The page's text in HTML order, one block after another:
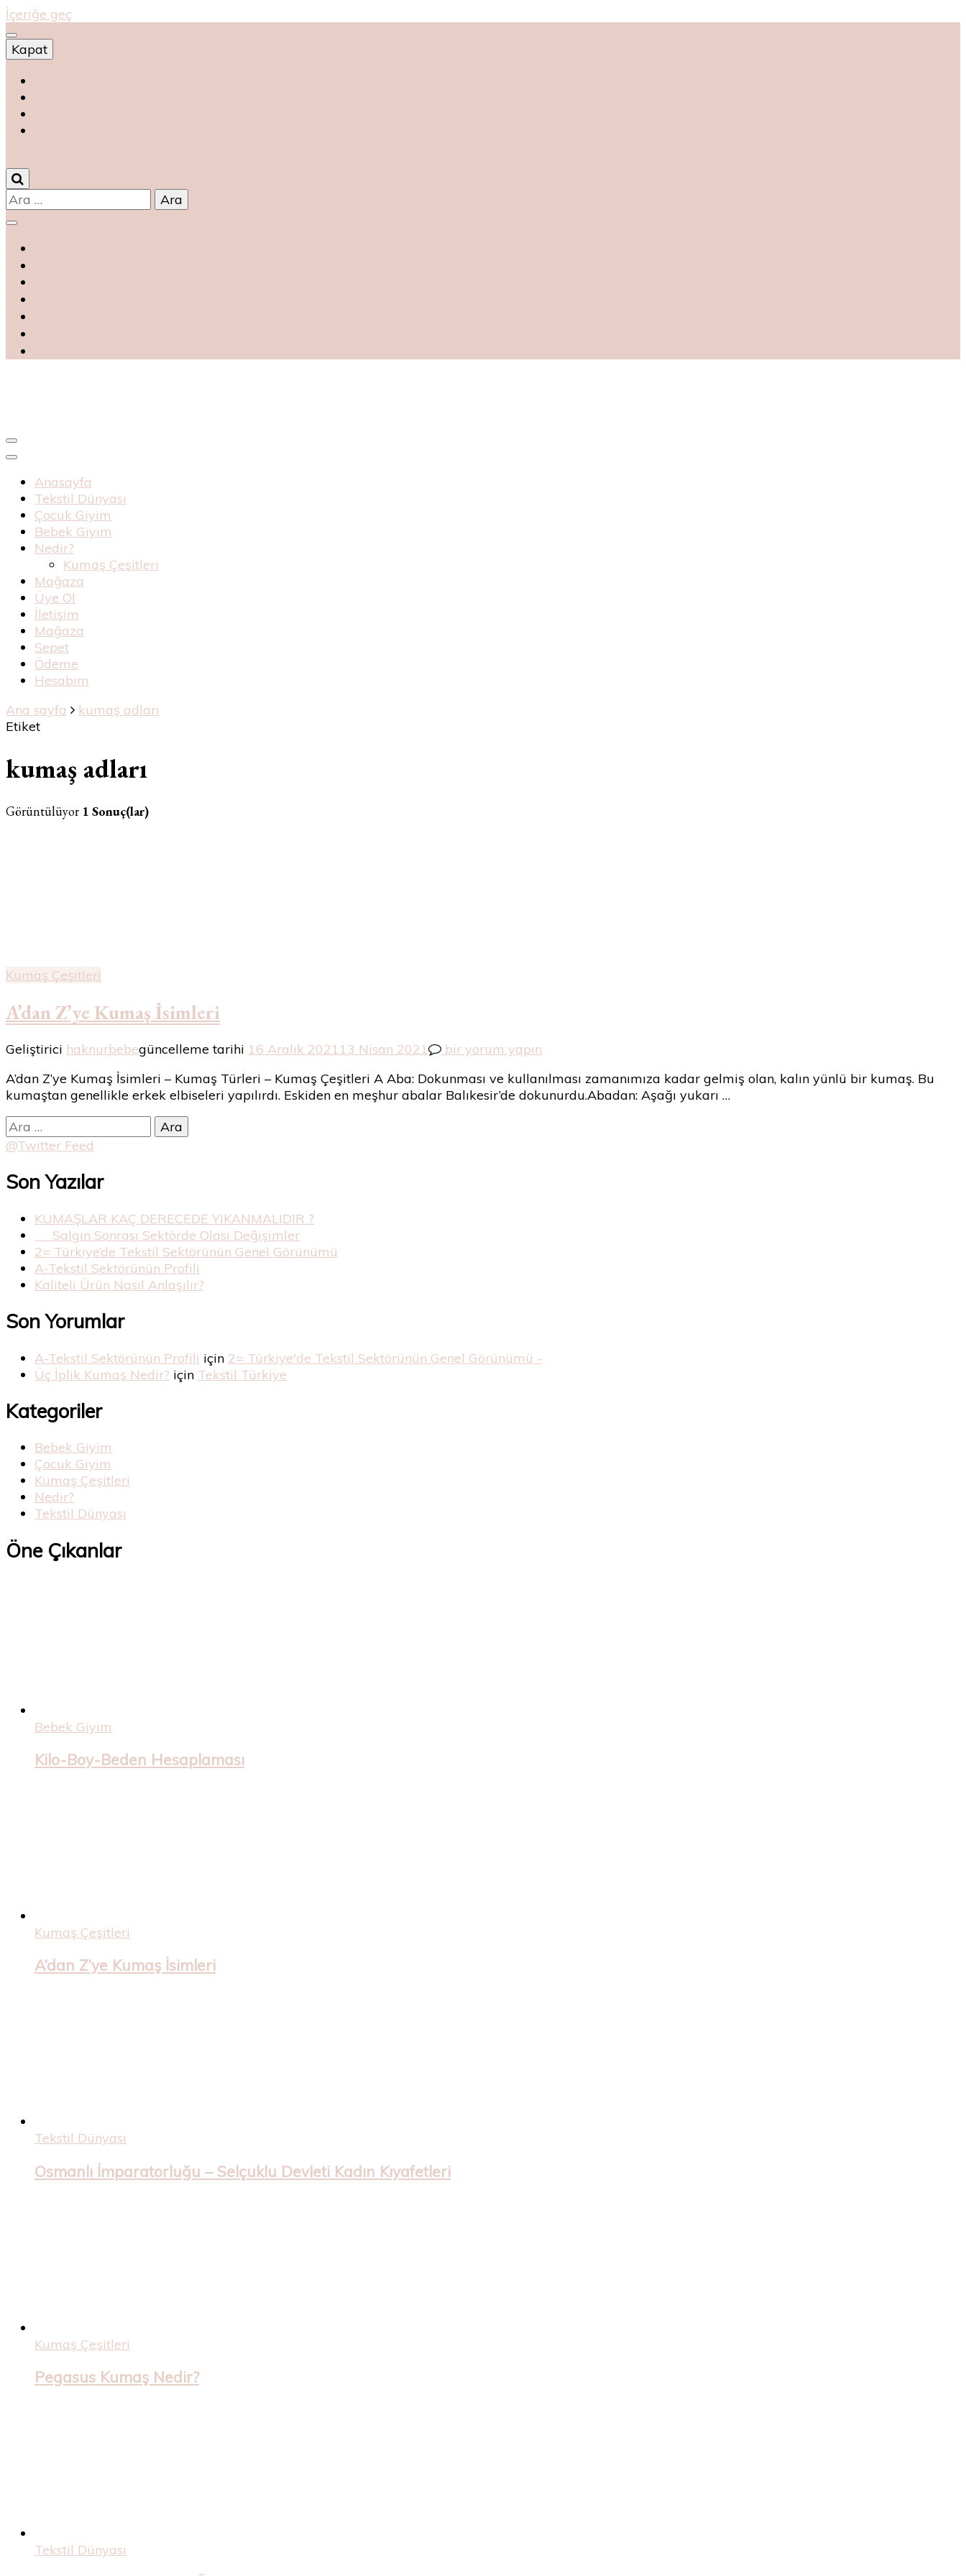
İçeriğe geç
Kapat
Arama:
Haknur Bebe
Anasayfa
Tekstil Dünyası
Çocuk Giyim
Bebek Giyim
Nedir?
Kumaş Çeşitleri
Mağaza
Üye Ol
İletişim
Mağaza
Sepet
Ödeme
Hesabım
Ana sayfa
kumaş adları
Etiket
kumaş adları
Görüntülüyor 1 Sonuç(lar)
Kumaş Çeşitleri
A’dan Z’ye Kumaş İsimleri
Geliştirici haknurbebegüncelleme tarihi 16 Aralık 202113 Nisan 2021
A’dan
Kumaş
İsimleri
bir yorum yapın
A’dan Z’ye Kumaş İsimleri – Kumaş Türleri – Kumaş Çeşitleri A Aba: Dokunması ve kullanılması zamanımıza kadar gelmiş olan, kalın yünlü bir kumaş. Bu
kumaştan genellikle erkek elbiseleri yapılırdı. Eskiden en meşhur abalar Balıkesir’de dokunurdu.Abadan: Aşağı yukarı …
Arama:
@Twitter Feed
Son Yazılar
KUMAŞLAR KAÇ DERECEDE YIKANMALIDIR ?
Salgın Sonrası Sektörde Olası Değişimler
2= Türkiye’de Tekstil Sektörünün Genel Görünümü
A-Tekstil Sektörünün Profili
Kaliteli Ürün Nasıl Anlaşılır?
Son Yorumlar
A-Tekstil Sektörünün Profili için 2= Türkiye'de Tekstil Sektörünün Genel Görünümü -
Üç İplik Kumaş Nedir? için Tekstil Türkiye
Kategoriler
Bebek Giyim
Çocuk Giyim
Kumaş Çeşitleri
Nedir?
Tekstil Dünyası
Öne Çıkanlar
Bebek Giyim
Kilo-Boy-Beden Hesaplaması
Kumaş Çeşitleri
A’dan Z’ye Kumaş İsimleri
Tekstil Dünyası
Osmanlı İmparatorluğu – Selçuklu Devleti Kadın Kıyafetleri
Kumaş Çeşitleri
Pegasus Kumaş Nedir?
Tekstil Dünyası